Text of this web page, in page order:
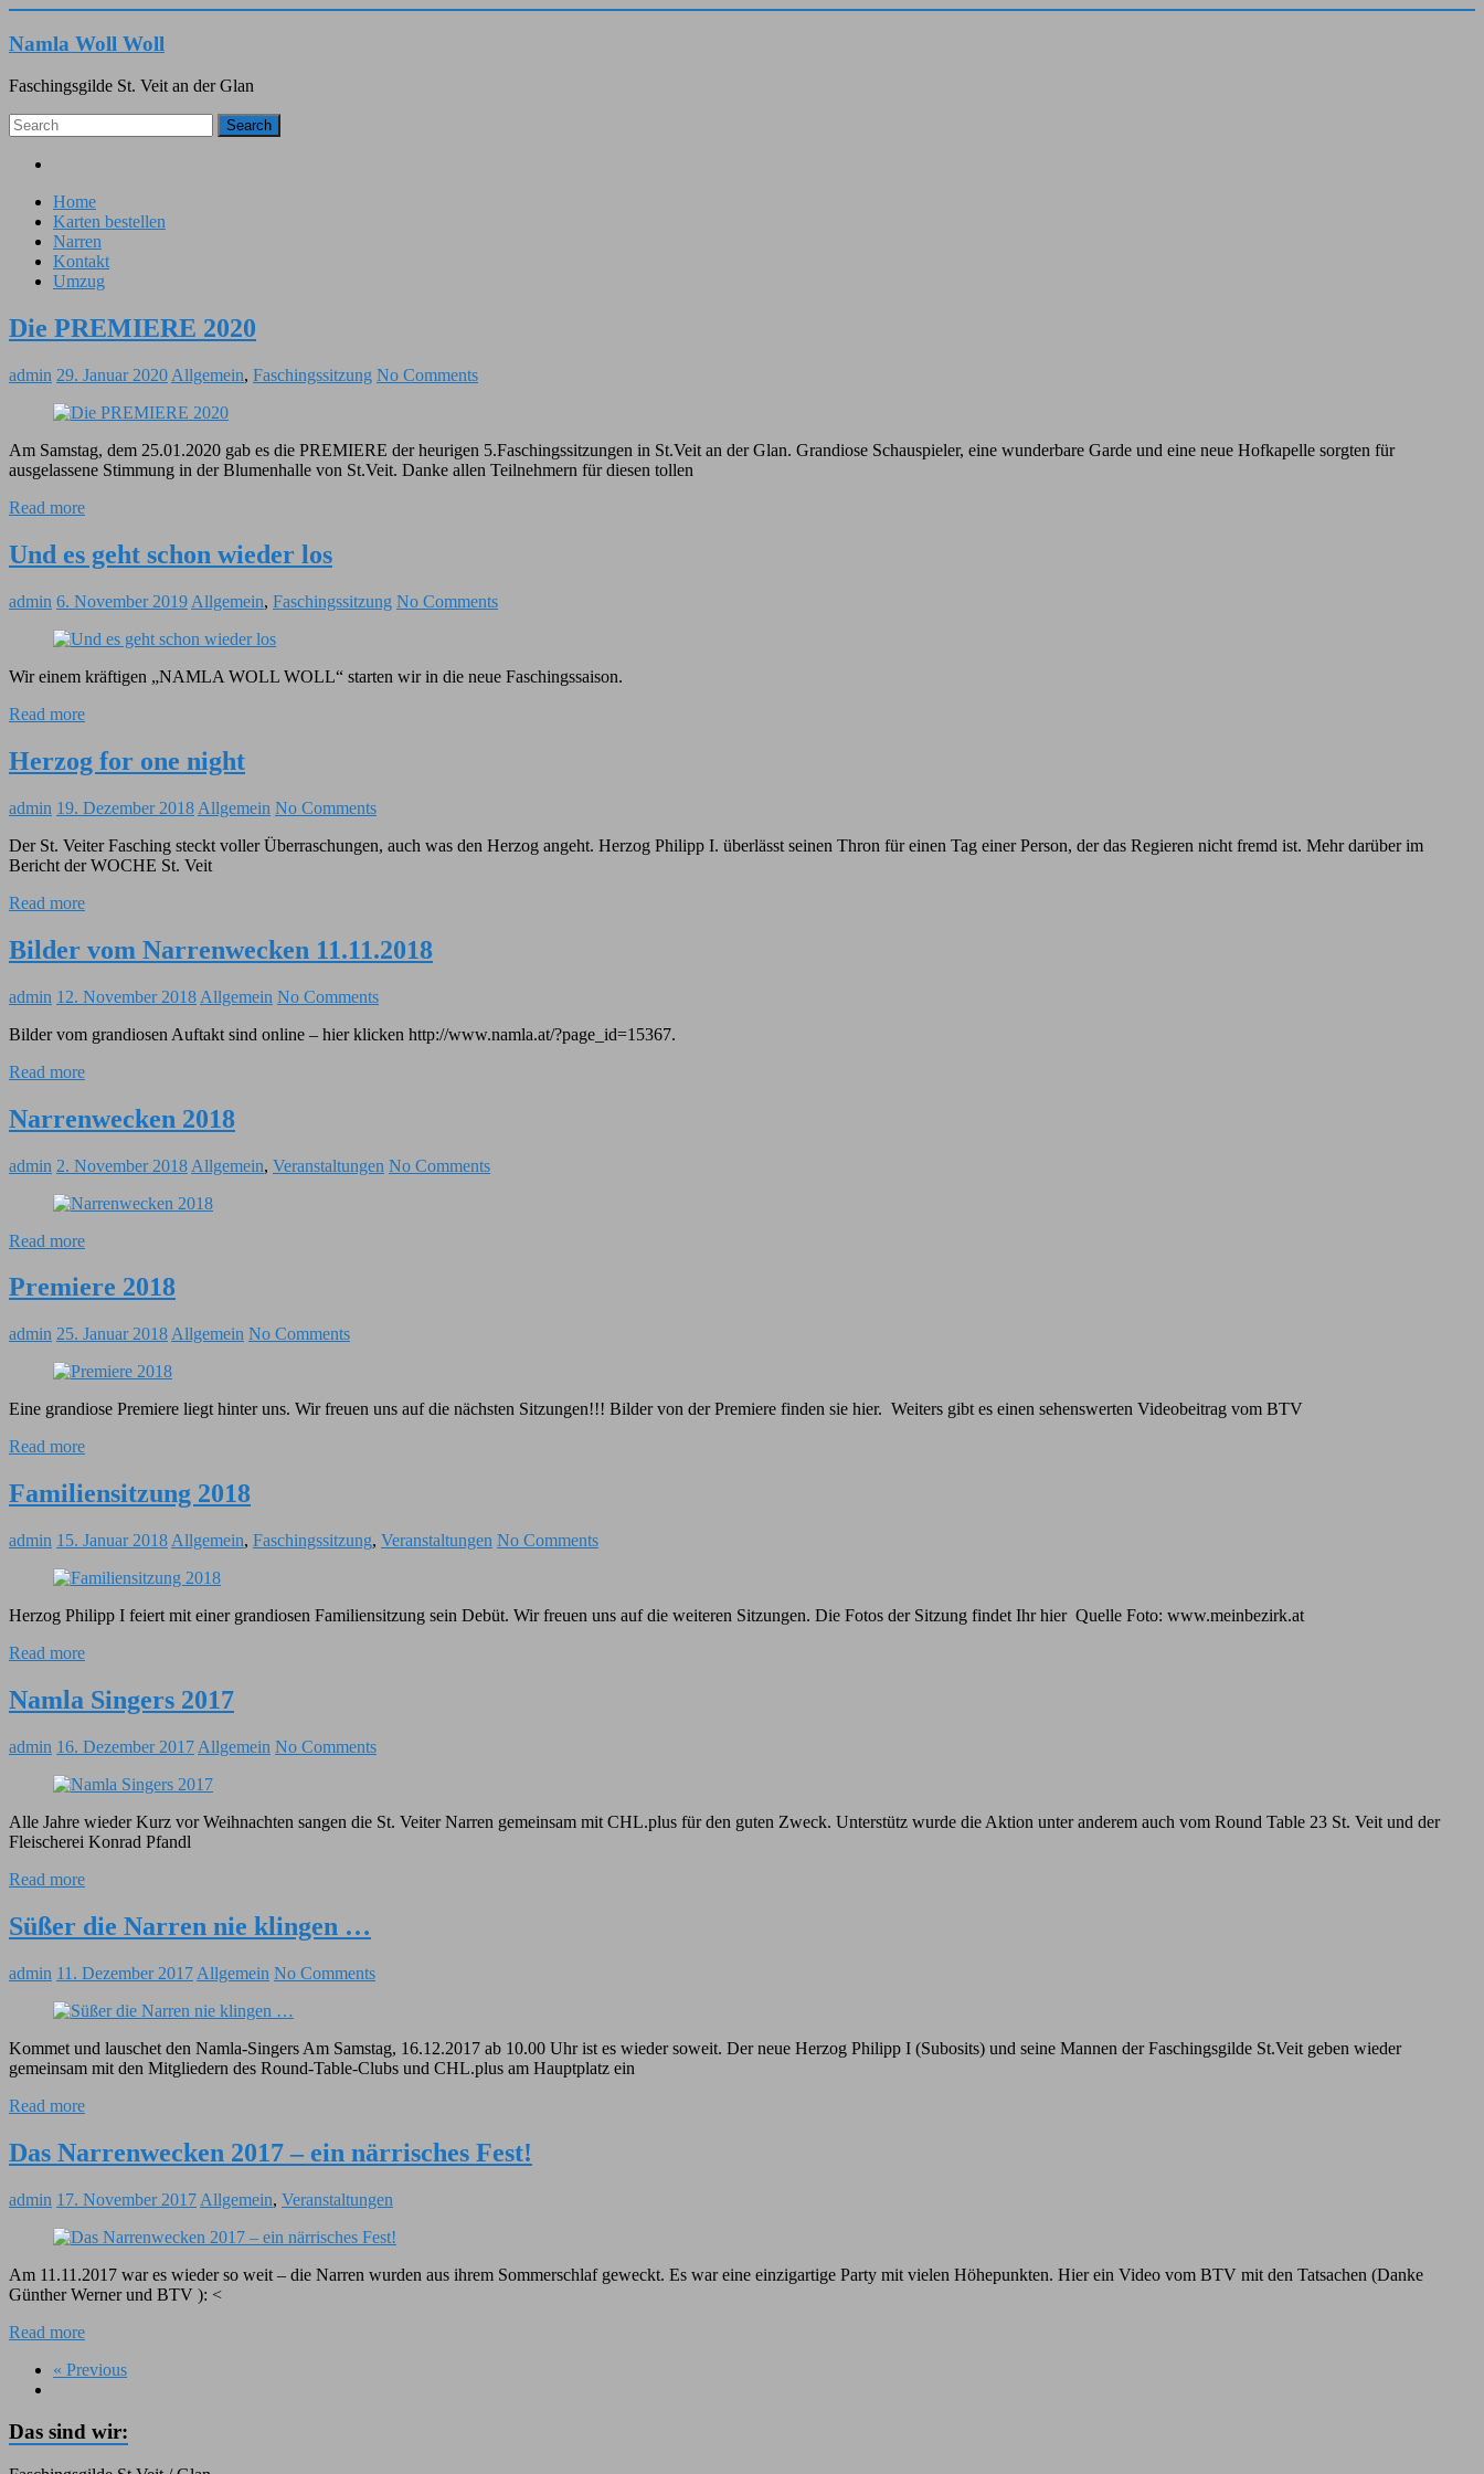
Namla Woll Woll
Faschingsgilde St. Veit an der Glan
Search
Home
Karten bestellen
Narren
Kontakt
Umzug
Die PREMIERE 2020
admin 29. Januar 2020 Allgemein, Faschingssitzung No Comments
Am Samstag, dem 25.01.2020 gab es die PREMIERE der heurigen 5.Faschingssitzungen in St.Veit an der Glan. Grandiose Schauspieler, eine wunderbare Garde und eine neue Hofkapelle sorgten für
ausgelassene Stimmung in der Blumenhalle von St.Veit. Danke allen Teilnehmern für diesen tollen
Read more
Und es geht schon wieder los
admin 6. November 2019 Allgemein, Faschingssitzung No Comments
Wir einem kräftigen „NAMLA WOLL WOLL“ starten wir in die neue Faschingssaison.
Read more
Herzog for one night
admin 19. Dezember 2018 Allgemein No Comments
Der St. Veiter Fasching steckt voller Überraschungen, auch was den Herzog angeht. Herzog Philipp I. überlässt seinen Thron für einen Tag einer Person, der das Regieren nicht fremd ist. Mehr darüber im
Bericht der WOCHE St. Veit
Read more
Bilder vom Narrenwecken 11.11.2018
admin 12. November 2018 Allgemein No Comments
Bilder vom grandiosen Auftakt sind online – hier klicken http://www.namla.at/?page_id=15367.
Read more
Narrenwecken 2018
admin 2. November 2018 Allgemein, Veranstaltungen No Comments
Read more
Premiere 2018
admin 25. Januar 2018 Allgemein No Comments
Eine grandiose Premiere liegt hinter uns. Wir freuen uns auf die nächsten Sitzungen!!! Bilder von der Premiere finden sie hier. Weiters gibt es einen sehenswerten Videobeitrag vom BTV
Read more
Familiensitzung 2018
admin 15. Januar 2018 Allgemein, Faschingssitzung, Veranstaltungen No Comments
Herzog Philipp I feiert mit einer grandiosen Familiensitzung sein Debüt. Wir freuen uns auf die weiteren Sitzungen. Die Fotos der Sitzung findet Ihr hier Quelle Foto: www.meinbezirk.at
Read more
Namla Singers 2017
admin 16. Dezember 2017 Allgemein No Comments
Alle Jahre wieder Kurz vor Weihnachten sangen die St. Veiter Narren gemeinsam mit CHL.plus für den guten Zweck. Unterstütz wurde die Aktion unter anderem auch vom Round Table 23 St. Veit und der
Fleischerei Konrad Pfandl
Read more
Süßer die Narren nie klingen …
admin 11. Dezember 2017 Allgemein No Comments
Kommet und lauschet den Namla-Singers Am Samstag, 16.12.2017 ab 10.00 Uhr ist es wieder soweit. Der neue Herzog Philipp I (Subosits) und seine Mannen der Faschingsgilde St.Veit geben wieder
gemeinsam mit den Mitgliedern des Round-Table-Clubs und CHL.plus am Hauptplatz ein
Read more
Das Narrenwecken 2017 – ein närrisches Fest!
admin 17. November 2017 Allgemein, Veranstaltungen
Am 11.11.2017 war es wieder so weit – die Narren wurden aus ihrem Sommerschlaf geweckt. Es war eine einzigartige Party mit vielen Höhepunkten. Hier ein Video vom BTV mit den Tatsachen (Danke
Günther Werner und BTV ): <
Read more
« Previous
Das sind wir: